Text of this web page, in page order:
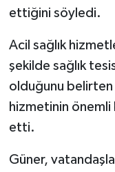
ettiğini söyledi.
Acil sağlık
şekilde sağlık
olduğunu belirten
hizmetinin
etti.
Güner,